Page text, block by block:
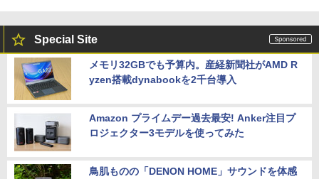
5
【新品】【楽天1位！】ノートパソコン
新品第13世代CPU搭載ノートPC Office
付きノートパソコン 初心者向け Window
8GB SSD1TB(最大) 大容量バッテリービ
ジネス 大学生 プレゼント 学生向け
5
Acer｜エイサー 超小型 デスクトップパ
56GB) RB102-N18U
5
【新商品特価11699円！8/11 1:59迄】モ
バイルモニター 15.6インチ ポータブルモ
ニター モバイルディスプレイ 1920×108
0 フルHD IPSパネル 非光沢 HDR スピー
シンプラス SP-MBM156 【送料無料】
Special Site
メモリ32GBでも予算内。産経新聞社がAMD R
yzen搭載dynabookを2千台導入
Amazon プライムデー過去最安! Anker注目プ
ロジェクター3モデルを使ってみた
鳥肌ものの「DENON HOME」サウンドを体感